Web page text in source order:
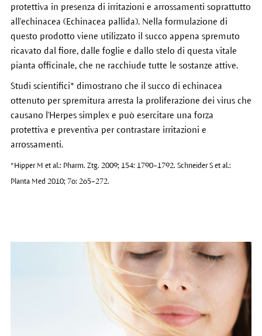
protettiva in presenza di irritazioni e arrossamenti soprattutto
all'echinacea (Echinacea pallida). Nella formulazione di
questo prodotto viene utilizzato il succo appena spremuto
ricavato dal fiore, dalle foglie e dallo stelo di questa vitale
pianta officinale, che ne racchiude tutte le sostanze attive.
Studi scientifici* dimostrano che il succo di echinacea
ottenuto per spremitura arresta la proliferazione dei virus che
causano l'Herpes simplex e può esercitare una forza
protettiva e preventiva per contrastare irritazioni e
arrossamenti.
*Hipper M et al.: Pharm. Ztg. 2009; 154: 1790–1792. Schneider S et al.:
Planta Med 2010; 76: 265–272.